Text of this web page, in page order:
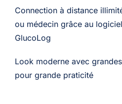
Connection à distance
ou médecin grâce au
GlucoLog
Look moderne avec
pour grande praticité